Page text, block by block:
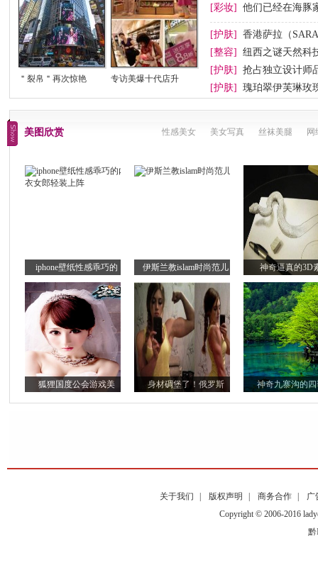
＂裂帛＂再次惊艳 专访美爆十代店升
[彩妆]
他们已经在海豚
[护肤]
香港萨拉（
[整容]
纽西之谜天然科
[护肤]
抢占独立设计师
[护肤]
瑰珀翠伊芙琳玫
美图欣赏 性感美女 美女写真 丝袜美腿 网
iphone壁纸性感乖巧的 伊斯兰教islam时尚范儿 神奇逼真的3D
狐狸国度公会游戏美 身材碉堡了！俄罗斯 神奇九寨沟的
关于我们 版权声明 商务合作
广
Copyright © 2006-2016
黔